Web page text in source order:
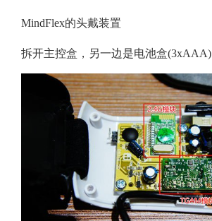
MindFlex的头戴装置
拆开主控盒，另一边是电池盒(3xAAA)